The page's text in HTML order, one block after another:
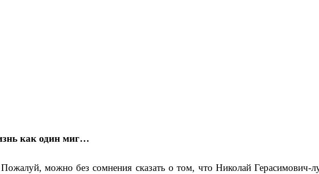
как один миг…
можно без сомнения сказать о том, что Николай Герасимович-